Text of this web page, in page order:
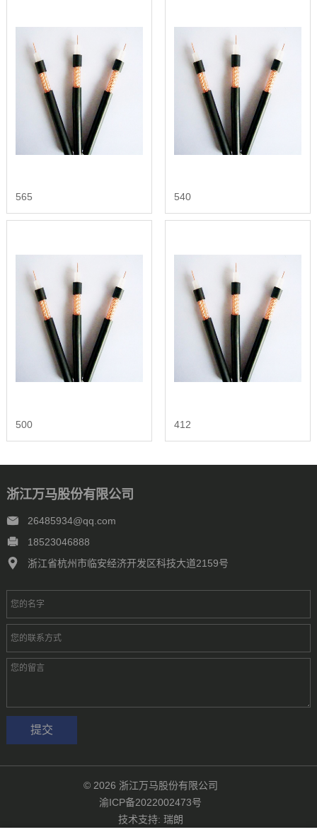
565 540
500 412
浙江万马股份有限公司
26485934@qq.com
18523046888
浙江省杭州市临安经济开发区科技大道2159号
提交
© 2026 浙江万马股份有限公司
渝ICP备2022002473号
技术支持: 瑞朗